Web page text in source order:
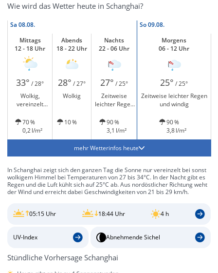
Wie wird das Wetter heute in Schanghai?
Sa 08.08. So09.08.
Mittags
12 - 18 Uhr
Abends
18 - 22 Uhr
Nachts
22 - 06 Uhr
Morgens
06 - 12 Uhr
33° / 28° 28° / 27° 27° / 25° 25° / 25°
Wolkig,
vereinzelt
Wolkig
Zeitweise
leichter Regen
Zeitweise leichter Regen
und windig
70 %
0,2 l/m²
10 %
90 %
3,1 l/m²
90 %
3,8 l/m²
mehr Wetterinfos heute
In Schanghai zeigt sich den ganzen Tag die Sonne nur vereinzelt bei sonst
wolkigem Himmel bei Temperaturen von 27 bis 34°C. In der Nacht gibt es
Regen und die Luft kühlt sich auf 25°C ab. Aus nordöstlicher Richtung weht
der Wind und erreicht dabei Geschwindigkeiten von 21 bis 29 km/h.
05:15 Uhr 18:44 Uhr 4 h
UV-Index Abnehmende Sichel
Stündliche Vorhersage Schanghai